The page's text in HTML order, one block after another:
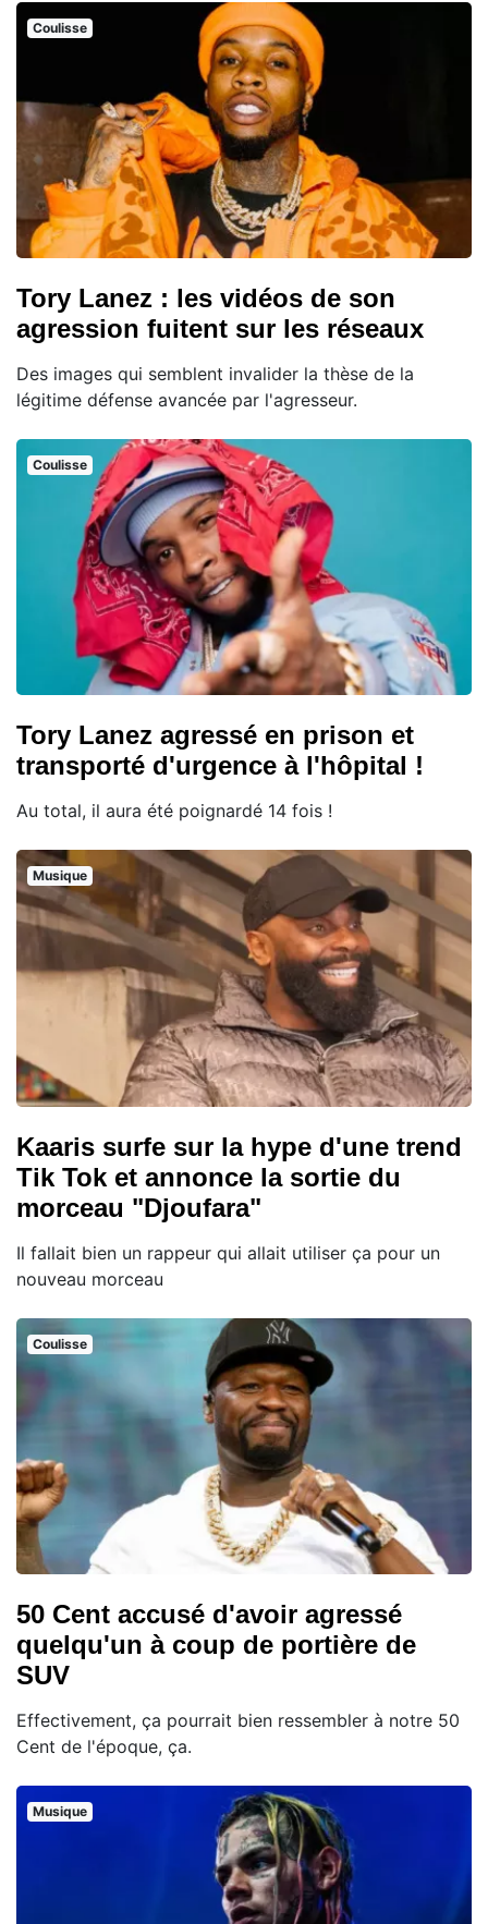
Coulisse
Tory Lanez : les vidéos de son
agression fuitent sur les réseaux
Des images qui semblent invalider la thèse de la
légitime défense avancée par l'agresseur.
Coulisse
Tory Lanez agressé en prison et
transporté d'urgence à l'hôpital !
Au total, il aura été poignardé 14 fois !
Musique
Kaaris surfe sur la hype d'une trend
Tik Tok et annonce la sortie du
morceau "Djoufara"
Il fallait bien un rappeur qui allait utiliser ça pour un
nouveau morceau
Coulisse
50 Cent accusé d'avoir agressé
quelqu'un à coup de portière de
SUV
Effectivement, ça pourrait bien ressembler à notre 50
Cent de l'époque, ça.
Musique